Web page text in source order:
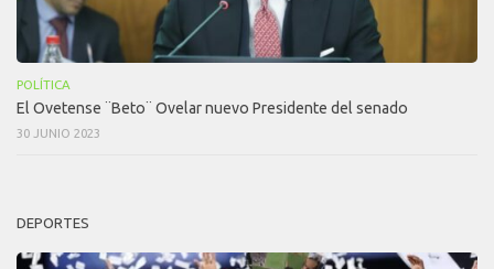
POLÍTICA
El Ovetense ¨Beto¨ Ovelar nuevo Presidente del senado
30 JUNIO 2023
DEPORTES